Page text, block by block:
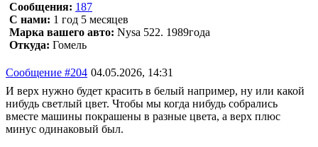
Сообщения: 187
С нами: 1 год 5 месяцев
Марка вашего авто: Nysa 522. 1989года
Откуда: Гомель
Сообщение #204 04.05.2026, 14:31
И верх нужно будет красить в белый например, ну или какой
нибудь светлый цвет. Чтобы мы когда нибудь собрались
вместе машины покрашены в разные цвета, а верх плюс
минус одинаковый был.